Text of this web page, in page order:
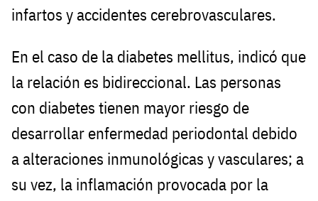
infartos y accidentes cerebrovasculares.
En el caso de la diabetes mellitus, indicó que
la relación es bidireccional. Las personas
con diabetes tienen mayor riesgo de
desarrollar enfermedad periodontal debido
a alteraciones inmunológicas y vasculares; a
su vez, la inflamación provocada por la